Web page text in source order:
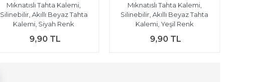
Mıknatıslı Tahta Kalemi,
Silinebilir, Akıllı Beyaz Tahta
Kalemi, Siyah Renk
9,90 TL
Mıknatıslı Tahta Kalemi,
Silinebilir, Akıllı Beyaz Tahta
Kalemi, Yeşil Renk
9,90 TL